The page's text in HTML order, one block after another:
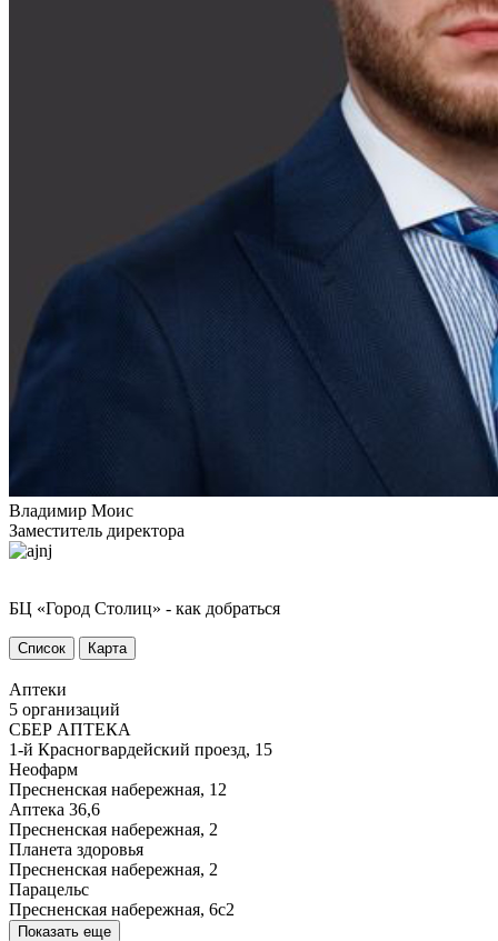
Владимир Моис
Заместитель директора
БЦ «Город Столиц» - как добраться
Cписок Карта
Аптеки
5 организаций
СБЕР АПТЕКА
1-й Красногвардейский проезд, 15
Неофарм
Пресненская набережная, 12
Аптека 36,6
Пресненская набережная, 2
Планета здоровья
Пресненская набережная, 2
Парацельс
Пресненская набережная, 6с2
Показать еще